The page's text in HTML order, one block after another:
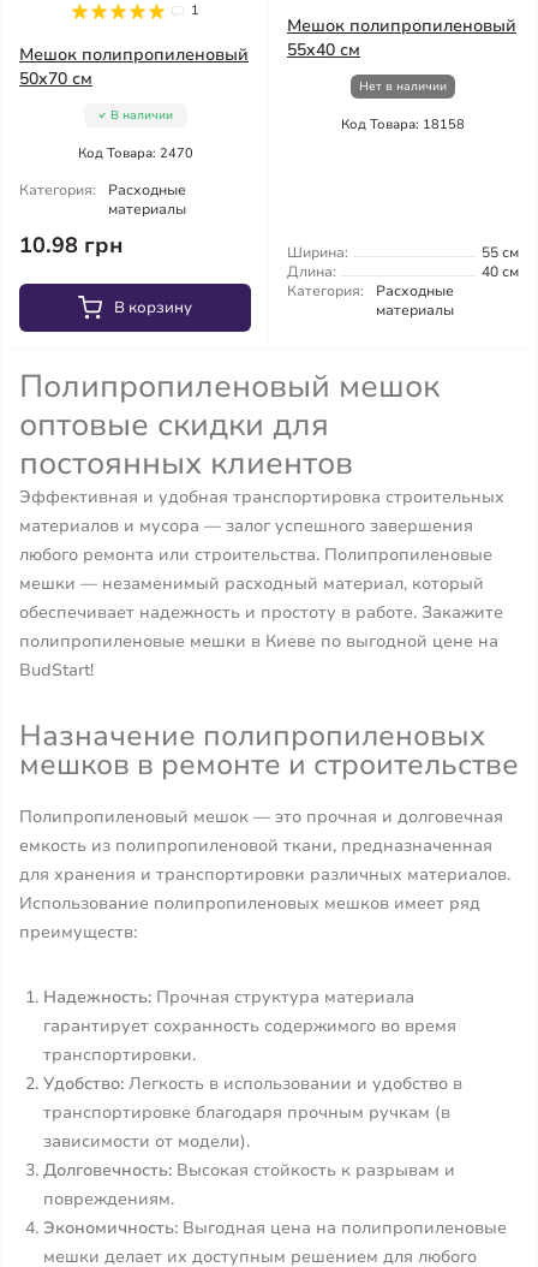
1
Мешок полипропиленовый
50x70 см
В наличии
Код Товара: 2470
Категория:
Расходные
материалы
10.98 грн
В корзину
Мешок полипропиленовый
55x40 см
Нет в наличии
Код Товара: 18158
Ширина:
55 см
Длина:
40 см
Категория:
Расходные
материалы
Полипропиленовый мешок
оптовые скидки для
постоянных клиентов
Эффективная и удобная транспортировка строительных
материалов и мусора — залог успешного завершения
любого ремонта или строительства. Полипропиленовые
мешки — незаменимый расходный материал, который
обеспечивает надежность и простоту в работе. Закажите
полипропиленовые мешки в Киеве по выгодной цене на
BudStart!
Назначение полипропиленовых
мешков в ремонте и строительстве
Полипропиленовый мешок — это прочная и долговечная
емкость из полипропиленовой ткани, предназначенная
для хранения и транспортировки различных материалов.
Использование полипропиленовых мешков имеет ряд
преимуществ:
Надежность: Прочная структура материала
гарантирует сохранность содержимого во время
транспортировки.
Удобство: Легкость в использовании и удобство в
транспортировке благодаря прочным ручкам (в
зависимости от модели).
Долговечность: Высокая стойкость к разрывам и
повреждениям.
Экономичность: Выгодная цена на полипропиленовые
мешки делает их доступным решением для любого